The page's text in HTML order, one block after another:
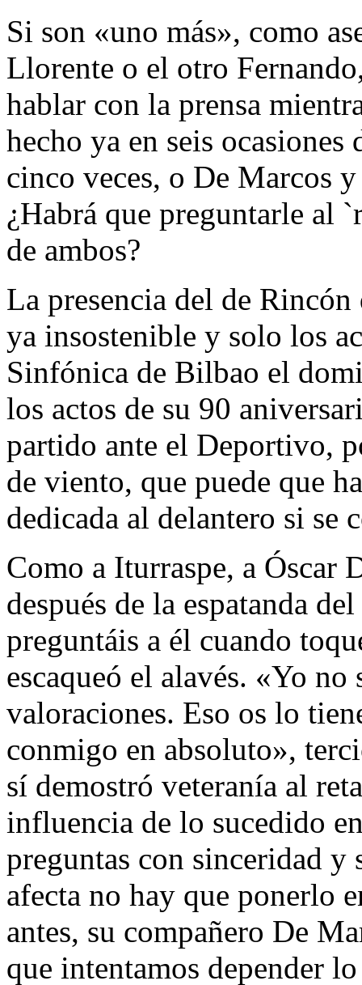
Si son «uno más», como
Llorente o el otro
hablar con la prensa
hecho ya en seis ocasiones
cinco veces, o De Marcos
¿Habrá que preguntarle al
de ambos?
La presencia del de
ya insostenible y solo los
Sinfónica de Bilbao el
los actos de su 90
partido ante el Deportivo,
de viento, que puede que
dedicada al delantero si se
Como a Iturraspe, a Óscar
después de la espatanda
preguntáis a él cuando
escaqueó el alavés. «Yo no
valoraciones. Eso os lo
conmigo en absoluto»,
sí demostró veteranía al
influencia de lo sucedido
preguntas con sinceridad
afecta no hay que ponerlo
antes, su compañero De
que intentamos depender